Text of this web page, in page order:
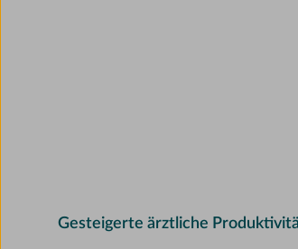
Gesteigerte ärztliche